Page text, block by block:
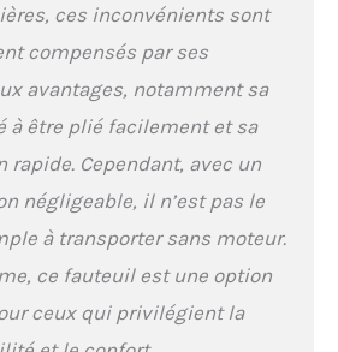
fabriqué en acier au
carbone de haute
durable. Le cadre global
est constitué d'un
n'est pas facile à
secouer. Par rapport à la
traditionnelle, la
stabilité peut être
obtenue même sur des
surfaces extrêmement
ces inconvénients sont
compensés par ses
avantages, notamment sa
à être plié facilement et sa
rapide. Cependant, avec un
négligeable, il n’est pas le
à transporter sans moteur.
ce fauteuil est une option
ceux qui privilégient la